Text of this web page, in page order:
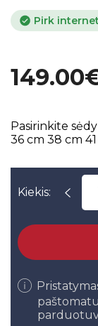
Pirk
Pasirinkite
36 cm 38 cm
Kiekis: